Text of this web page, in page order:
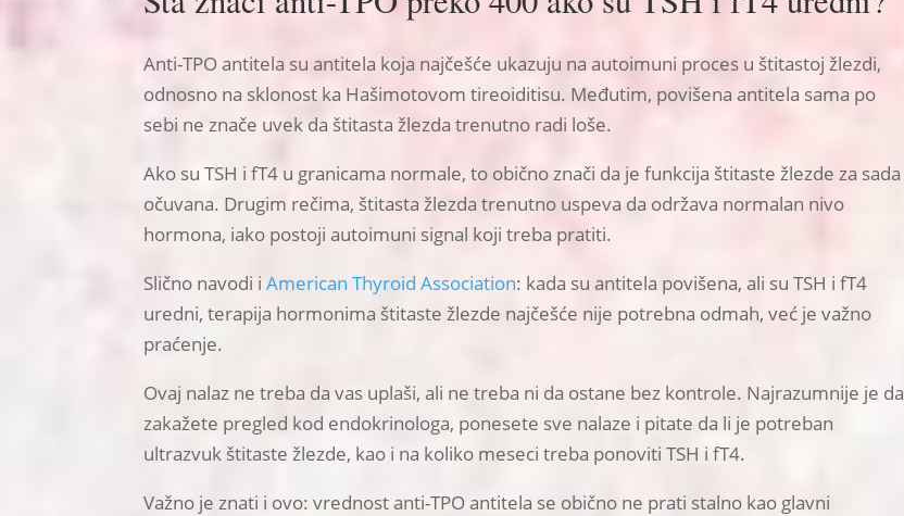
Anti-TPO antitela su antitela koja najčešće ukazuju na autoimuni proces u štitastoj žlezdi,
odnosno na sklonost ka Hašimotovom tireoiditisu. Međutim, povišena antitela sama po
sebi ne znače uvek da štitasta žlezda trenutno radi loše.
Ako su TSH i fT4 u granicama normale, to obično znači da je funkcija štitaste žlezde za sada
očuvana. Drugim rečima, štitasta žlezda trenutno uspeva da održava normalan nivo
hormona, iako postoji autoimuni signal koji treba pratiti.
Slično navodi i American Thyroid Association: kada su antitela povišena, ali su TSH i fT4
uredni, terapija hormonima štitaste žlezde najčešće nije potrebna odmah, već je važno
praćenje.
Ovaj nalaz ne treba da vas uplaši, ali ne treba ni da ostane bez kontrole. Najrazumnije je da
zakažete pregled kod endokrinologa, ponesete sve nalaze i pitate da li je potreban
ultrazvuk štitaste žlezde, kao i na koliko meseci treba ponoviti TSH i fT4.
Važno je znati i ovo: vrednost anti-TPO antitela se obično ne prati stalno kao glavni